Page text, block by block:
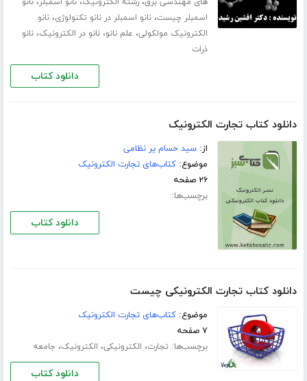
اسمبلر چیست،نانو اسمبلر در نانو تکنولوژی،نانو
الکترونیک مولکولی، علم نانو،نانو در الکترونیک،نانو
ذرات
دانلود کتاب
دانلود کتاب تجارت الکترونیک
از:سید حسام یر نظامی
موضوع:کتاب‌های تجارت الکترونیک
۲۶ صفحه
برچسب‌ها:
دانلود کتاب
دانلود کتاب تجارت الکترونیکی چیست
موضوع:کتاب‌های تجارت الکترونیک
۷ صفحه
برچسب‌ها: تجارت، الکترونیکی، الکترونیک، جامعه
دانلود کتاب